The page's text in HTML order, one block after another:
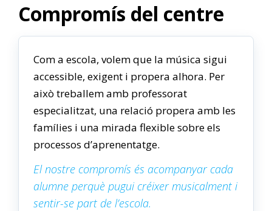
Compromís del centre
Com a escola, volem que la música sigui
accessible, exigent i propera alhora. Per
això treballem amb professorat
especialitzat, una relació propera amb les
famílies i una mirada flexible sobre els
processos d’aprenentatge.
El nostre compromís és acompanyar cada
alumne perquè pugui créixer musicalment i
sentir-se part de l’escola.